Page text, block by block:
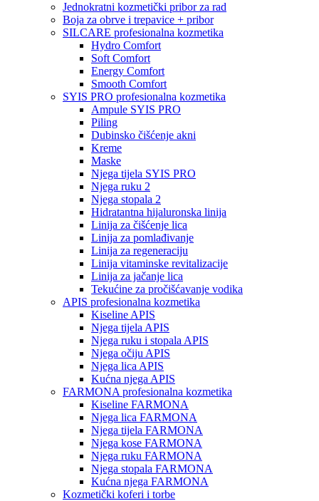
Jednokratni kozmetički pribor za rad
Boja za obrve i trepavice + pribor
SILCARE profesionalna kozmetika
Hydro Comfort
Soft Comfort
Energy Comfort
Smooth Comfort
SYIS PRO profesionalna kozmetika
Ampule SYIS PRO
Piling
Dubinsko čišćenje akni
Kreme
Maske
Njega tijela SYIS PRO
Njega ruku 2
Njega stopala 2
Hidratantna hijaluronska linija
Linija za čišćenje lica
Linija za pomlađivanje
Linija za regeneraciju
Linija vitaminske revitalizacije
Linija za jačanje lica
Tekućine za pročišćavanje vodika
APIS profesionalna kozmetika
Kiseline APIS
Njega tijela APIS
Njega ruku i stopala APIS
Njega očiju APIS
Njega lica APIS
Kućna njega APIS
FARMONA profesionalna kozmetika
Kiseline FARMONA
Njega lica FARMONA
Njega tijela FARMONA
Njega kose FARMONA
Njega ruku FARMONA
Njega stopala FARMONA
Kućna njega FARMONA
Kozmetički koferi i torbe